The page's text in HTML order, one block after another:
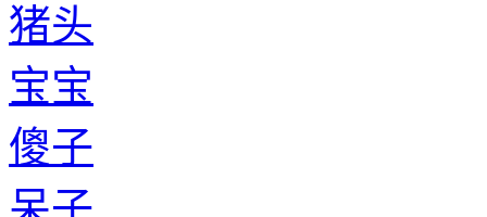
猪头
宝宝
傻子
呆子